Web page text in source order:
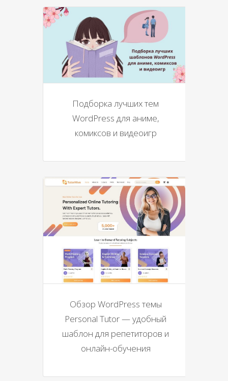
Подборка лучших тем
WordPress для аниме,
комиксов и видеоигр
Обзор WordPress темы
Personal Tutor — удобный
шаблон для репетиторов и
онлайн-обучения